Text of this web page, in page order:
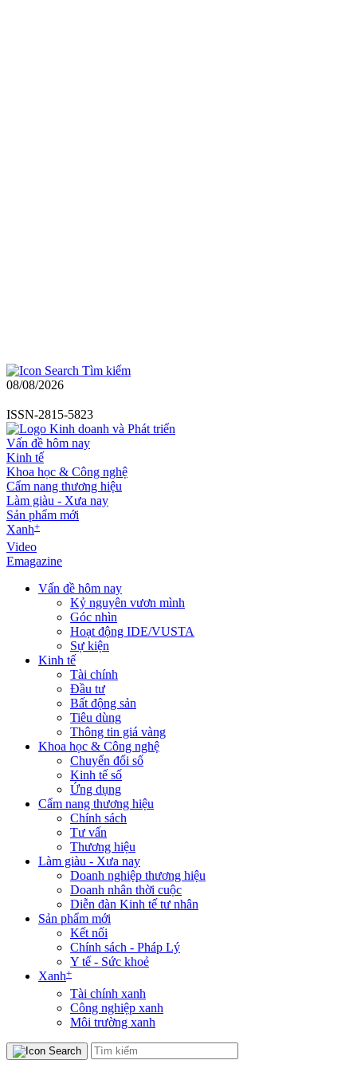
Tìm kiếm
08/08/2026
ISSN-2815-5823
Vấn đề hôm nay
Kinh tế
Khoa học & Công nghệ
Cẩm nang thương hiệu
Làm giàu - Xưa nay
Sản phẩm mới
Xanh+
Video
Emagazine
Vấn đề hôm nay
Kỷ nguyên vươn mình
Góc nhìn
Hoạt động IDE/VUSTA
Sự kiện
Kinh tế
Tài chính
Đầu tư
Bất động sản
Tiêu dùng
Thông tin giá vàng
Khoa học & Công nghệ
Chuyển đổi số
Kinh tế số
Ứng dụng
Cẩm nang thương hiệu
Chính sách
Tư vấn
Thương hiệu
Làm giàu - Xưa nay
Doanh nghiệp thương hiệu
Doanh nhân thời cuộc
Diễn đàn Kinh tế tư nhân
Sản phẩm mới
Kết nối
Chính sách - Pháp Lý
Y tế - Sức khoẻ
Xanh+
Tài chính xanh
Công nghiệp xanh
Môi trường xanh